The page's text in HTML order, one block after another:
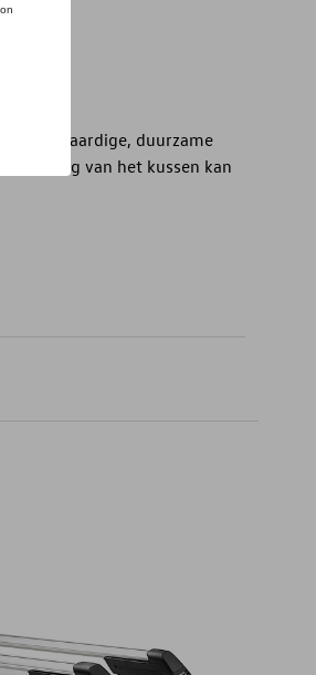
hoogwaardige, duurzame
vulling van het kussen kan